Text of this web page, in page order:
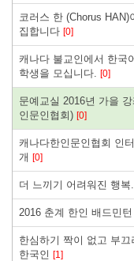
코러스 한 (Chorus HAN)
집합니다 [0]
캐나다 불교인에서 한국
학생을 모십니다. [0]
문예교실 2016년 가을
인문인협회) [0]
캐나다한인문인협회 인
개 [0]
더 느끼기 어려워진 행복
2016 춘계 한인 배드민턴
한심하기 짝이 없고 부끄
한국인 [1]